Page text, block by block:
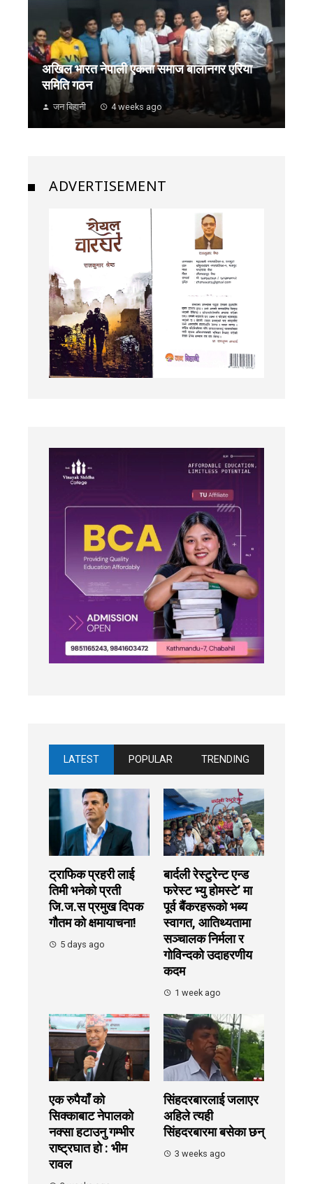
अखिल भारत नेपाली एकता समाज बालानगर एरिया
समिति गठन
जन बिहानी 4 weeks ago
ADVERTISEMENT
LATEST POPULAR TRENDING
ट्राफिक प्रहरी लाई
तिमी भनेको प्रती
जि.ज.स प्रमुख दिपक
गौतम को क्षमायाचना!
5 days ago
बार्दली रेस्टुरेन्ट एन्ड
फरेस्ट भ्यु होमस्टे’ मा
पूर्व बैंकरहरूको भब्य
स्वागत, आतिथ्यतामा
सञ्चालक निर्मला र
गोविन्दको उदाहरणीय
कदम
1 week ago
एक रुपैयाँ को
सिक्काबाट नेपालको
नक्सा हटाउनु गम्भीर
राष्ट्रघात हो : भीम
रावल
सिंहदरबारलाई जलाएर
अहिले त्यही
सिंहदरबारमा बसेका छन्
3 weeks ago